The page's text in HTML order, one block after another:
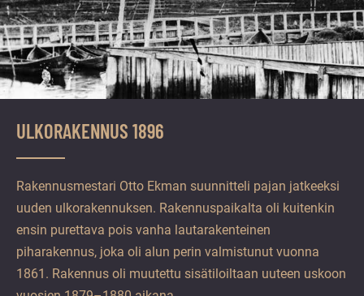
ULKORAKENNUS 1896
Rakennusmestari Otto Ekman suunnitteli pajan jatkeeksi
uuden ulkorakennuksen. Rakennuspaikalta oli kuitenkin
ensin purettava pois vanha lautarakenteinen
piharakennus, joka oli alun perin valmistunut vuonna
1861. Rakennus oli muutettu sisätiloiltaan uuteen uskoon